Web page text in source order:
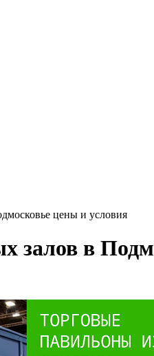
цены и условия
залов в